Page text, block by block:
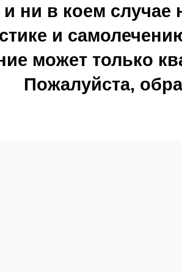
и ни в коем
и
может только
Пожалуйста,